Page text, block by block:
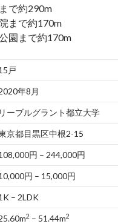
で約290m
まで約170m
園まで約170m
戸
年8月
リーブルグラント都立大学
京都目黒区中根2-15
円 – 244,000円
円 – 15,000円
– 2LDK
2 – 51.44m2